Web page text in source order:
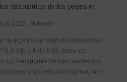
descuentos de los peajes en
8, 2023 | Noticias
ha activado un plan de descuentos
8, A-636 y N-1/ A-15. Entre los
los transportes de mercancías, los
y los vehículos ligeros, con